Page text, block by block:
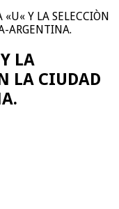
«U« Y LA SELECCIÒN
ARGENTINA.
LA
LA CIUDAD